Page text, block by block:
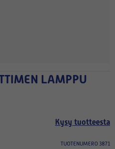
Kysy tuotteesta
TUOTENUMERO 3871